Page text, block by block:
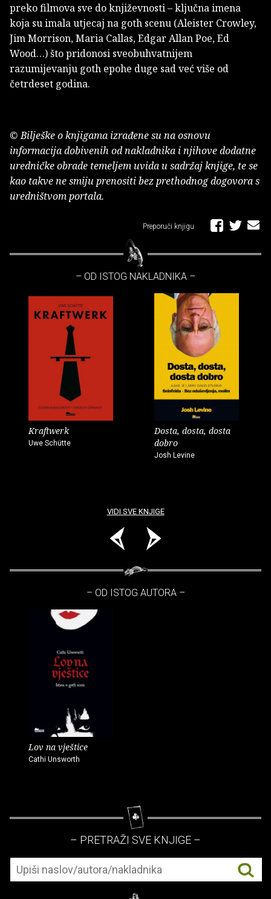
preko filmova sve do književnosti – ključna imena
koja su imala utjecaj na goth scenu (Aleister Crowley,
Jim Morrison, Maria Callas, Edgar Allan Poe, Ed
Wood…) što pridonosi sveobuhvatnijem
razumijevanju goth epohe duge sad već više od
četrdeset godina.
© Bilješke o knjigama izrađene su na osnovu
informacija dobivenih od nakladnika i njihove dodatne
uredničke obrade temeljem uvida u sadržaj knjige, te se
kao takve ne smiju prenositi bez prethodnog dogovora s
uredništvom portala.
Preporuči knjigu
– OD ISTOG NAKLADNIKA –
Kraftwerk
Uwe Schütte
Dosta, dosta, dosta
dobro
Josh Levine
VIDI SVE KNJIGE
– OD ISTOG AUTORA –
Lov na vještice
Cathi Unsworth
– PRETRAŽI SVE KNJIGE –